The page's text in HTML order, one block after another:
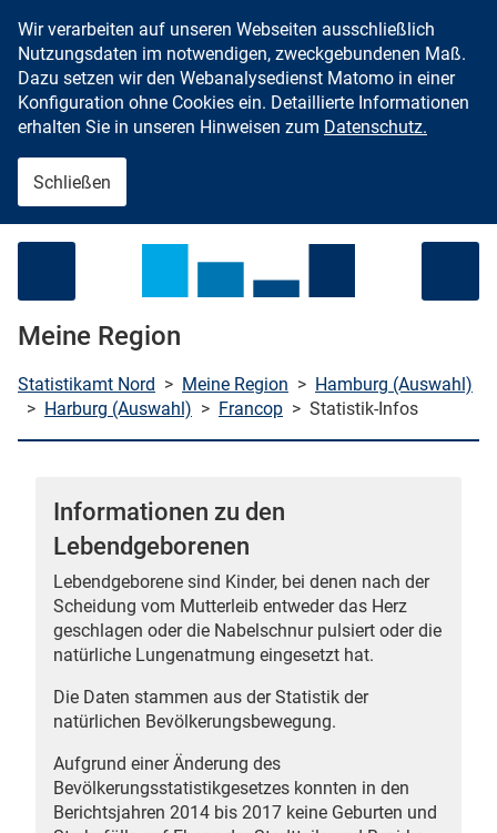
Zum Inhalt springen
Wir verarbeiten auf unseren Webseiten ausschließlich
Nutzungsdaten im notwendigen, zweckgebundenen Maß.
Dazu setzen wir den Webanalysedienst Matomo in einer
Konfiguration ohne Cookies ein. Detaillierte Informationen
erhalten Sie in unseren Hinweisen zum Datenschutz.
Schließen
Meine Region
Statistikamt Nord > Meine Region > Hamburg (Auswahl)
> Harburg (Auswahl) > Francop > Statistik-Infos
Informationen zu den
Lebendgeborenen
Lebendgeborene sind Kinder, bei denen nach der
Scheidung vom Mutterleib entweder das Herz
geschlagen oder die Nabelschnur pulsiert oder die
natürliche Lungenatmung eingesetzt hat.
Die Daten stammen aus der Statistik der
natürlichen Bevölkerungsbewegung.
Aufgrund einer Änderung des
Bevölkerungsstatistikgesetzes konnten in den
Berichtsjahren 2014 bis 2017 keine Geburten und